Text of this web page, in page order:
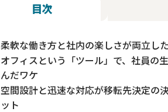
目次
柔軟な働き方と社内の楽しさが両立し
オフィスという「ツール」で、社員の
んだワケ
空間設計と迅速な対応が移転先決定の
ット